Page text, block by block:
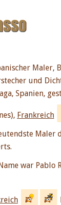
Maler,
und
Spanien,
Frankreich
Maler
war Pablo